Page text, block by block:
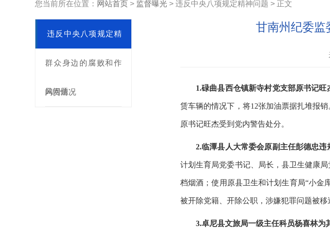
您当前所在位置： 网站首页 > 监督曝光 > 违反中央八项规定精神问题 > 正文
违反中央八项规定精
神问题
群众身边的腐败和作
风问题
问责情况
甘南州纪委监
1.碌曲县西仓镇新寺村党支部原书记旺
赁车辆的情况下，将12张加油票据扎堆报
原书记旺杰受到党内警告处分。
2.临潭县人大常委会原副主任彭德忠
计划生育局党委书记、局长，县卫生健康
档烟酒；使用原县卫生和计划生育局“小金
被开除党籍、开除公职，涉嫌犯罪问题被移
3.卓尼县文旅局一级主任科员杨喜林为